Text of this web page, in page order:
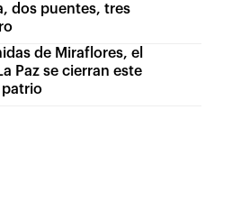
dos puentes, tres
de Miraflores, el
Paz se cierran este
patrio